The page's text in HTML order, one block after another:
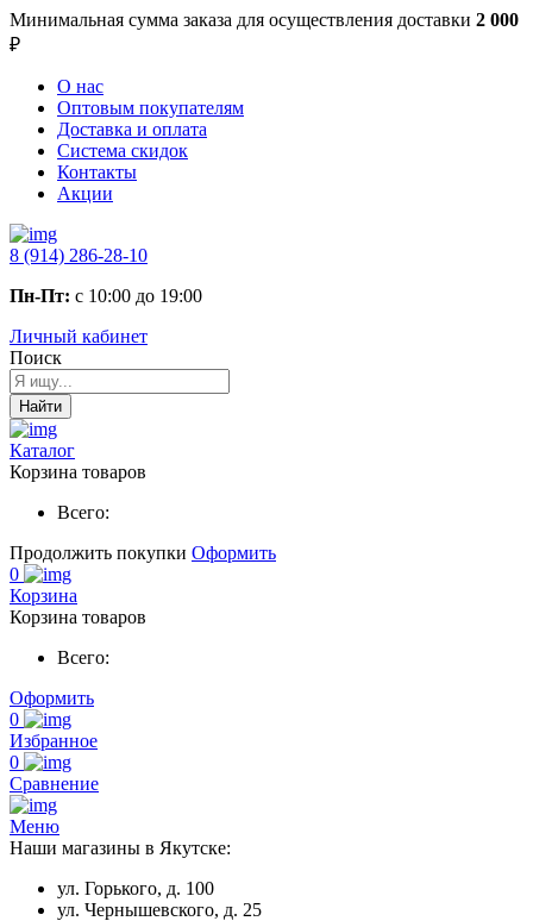
Минимальная сумма заказа для осуществления доставки 2 000
₽
О нас
Оптовым покупателям
Доставка и оплата
Система скидок
Контакты
Акции
8 (914) 286-28-10
Пн-Пт: с 10:00 до 19:00
Личный кабинет
Поиск
Найти
Каталог
Корзина товаров
Всего:
Продолжить покупки Оформить
0
Корзина
Корзина товаров
Всего:
Оформить
0
Избранное
0
Сравнение
Меню
Наши магазины в Якутске:
ул. Горького, д. 100
ул. Чернышевского, д. 25